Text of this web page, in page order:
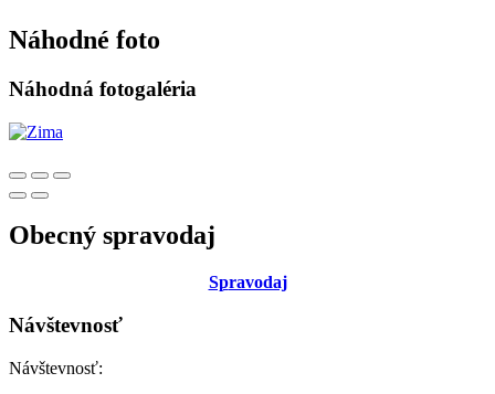
Náhodné foto
Náhodná fotogaléria
Obecný spravodaj
Spravodaj
Návštevnosť
Návštevnosť: